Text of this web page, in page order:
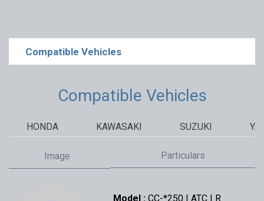
Compatible Vehicles
Compatible Vehicles
HONDA KAWASAKI SUZUKI
Image Particulars
Model : CC-*250 | ATC | R